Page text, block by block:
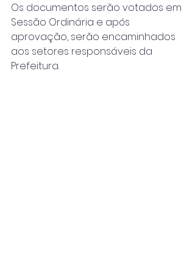
Os documentos serão votados em
Sessão Ordinária e após
aprovação, serão encaminhados
aos setores responsáveis da
Prefeitura.